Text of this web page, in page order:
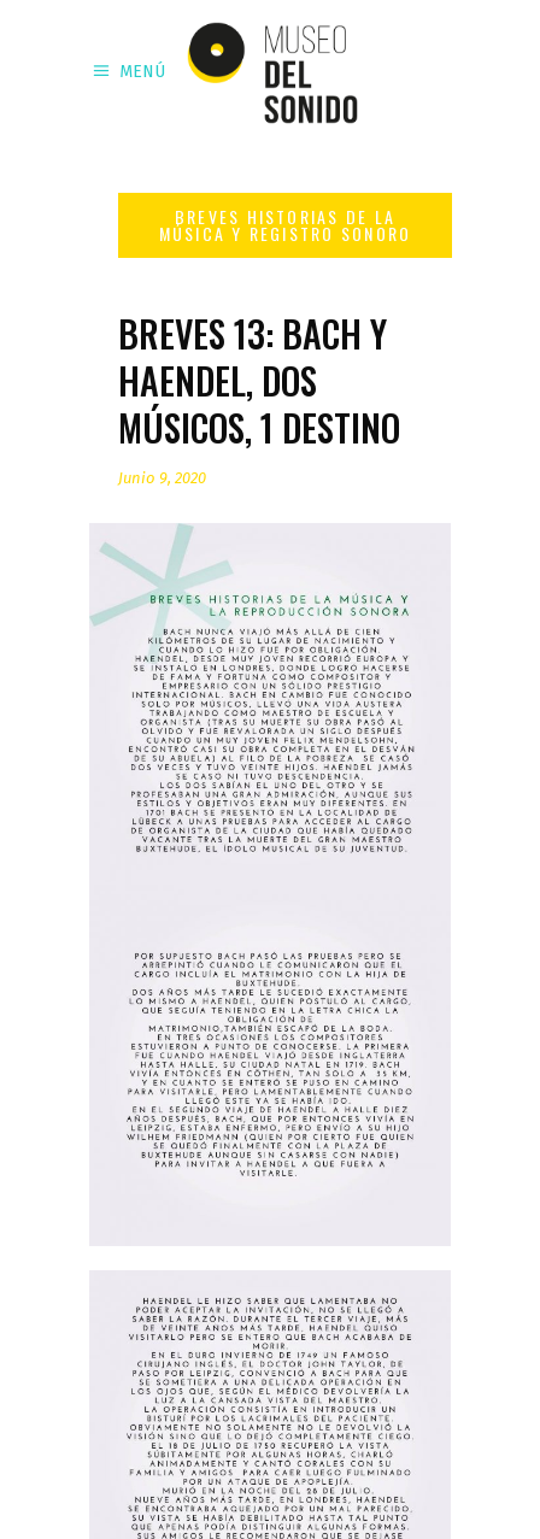
MENÚ
BREVES 13: BACH Y
HAENDEL, DOS
MÚSICOS, 1 DESTINO
Junio 9, 2020